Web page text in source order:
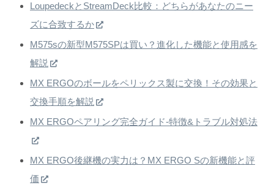
LoupedeckとStreamDeck比較：どちらがあなたのニー
ズに合致するか
M575sの新型M575SPは買い？進化した機能と使用感を
解説
MX ERGOのボールをペリックス製に交換！その効果と
交換手順を解説
MX ERGOペアリング完全ガイド-特徴&トラブル対処法
MX ERGO後継機の実力は？MX ERGO Sの新機能と評
価